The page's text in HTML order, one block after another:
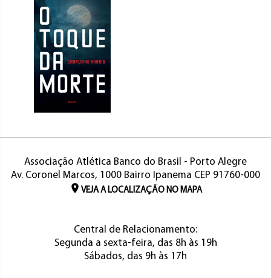
Associação Atlética Banco do Brasil - Porto Alegre
Av. Coronel Marcos, 1000 Bairro Ipanema CEP 91760-000
VEJA A LOCALIZAÇÃO NO MAPA
Central de Relacionamento:
Segunda a sexta-feira, das 8h às 19h
Sábados, das 9h às 17h